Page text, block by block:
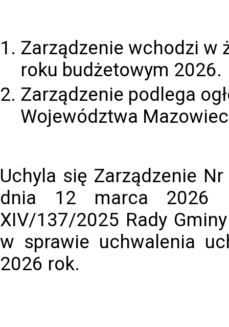
Zarządzenie wchodzi w
roku budżetowym 2026.
Zarządzenie podlega
Województwa
Uchyla się Zarządzenie
dnia 12 marca 2026
XIV/137/2025 Rady
w sprawie uchwalenia
2026 rok.